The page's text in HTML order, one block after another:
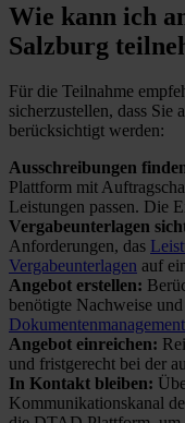
Wie kann ich
Salzburg
Für die Teilnahme
sicherzustellen, dass Sie
berücksichtigt werden:
Ausschreibungen
Plattform mit
Leistungen passen. Die
Vergabeunterlagen
Anforderungen, das
Vergabeunterlagen auf
Angebot erstellen:
benötigte Nachweise
Angebot einreichen:
und fristgerecht bei der
In Kontakt bleiben:
Kommunikationskanal